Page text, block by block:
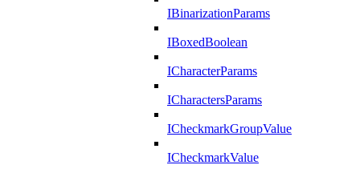
IBinarizationParams
IBoxedBoolean
ICharacterParams
ICharactersParams
ICheckmarkGroupValue
ICheckmarkValue